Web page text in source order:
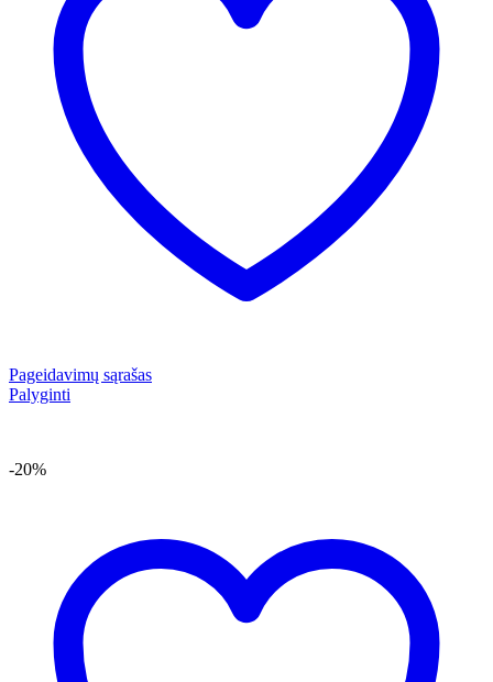
Pageidavimų sąrašas
Palyginti
-20%